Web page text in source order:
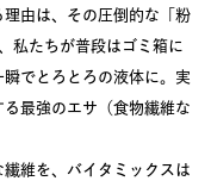
由は、その圧倒的な「粉
私たちが普段はゴミ箱に
でとろとろの液体に。実
最強のエサ（食物繊維な
維を、バイタミックスは